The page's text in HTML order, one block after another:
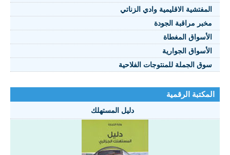
المفتشية الاقليمية وادي الزناتي
مخبر مراقبة الجودة
الأسواق المغطاة
الأسواق الجوارية
سوق الجملة للمنتوجات الفلاحية
المكتبة الرقمية
دليل المستهلك